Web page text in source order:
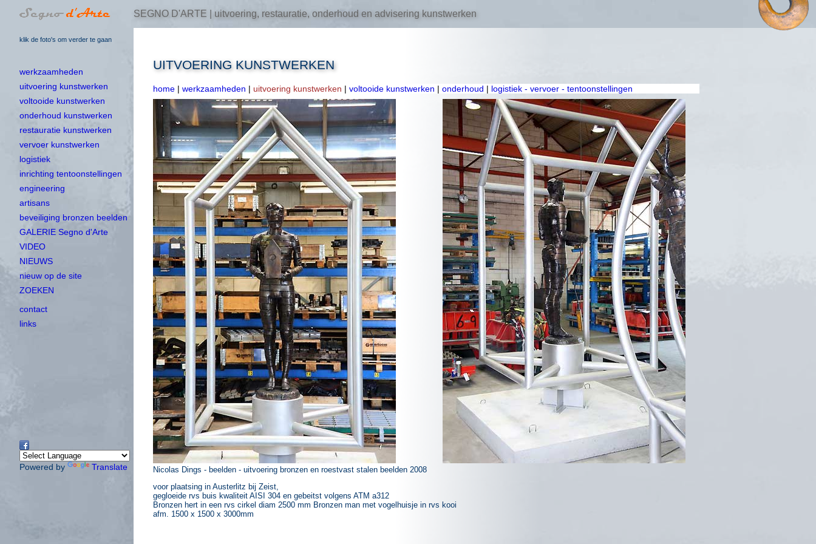
klik de foto's om verder te gaan
SEGNO D'ARTE | uitvoering, restauratie, onderhoud en advisering kunstwerken
werkzaamheden
uitvoering kunstwerken
voltooide kunstwerken
onderhoud kunstwerken
restauratie kunstwerken
vervoer kunstwerken
logistiek
inrichting tentoonstellingen
engineering
artisans
beveiliging bronzen beelden
GALERIE Segno d'Arte
VIDEO
NIEUWS
nieuw op de site
ZOEKEN
contact
links
Powered by Translate
UITVOERING KUNSTWERKEN
home | werkzaamheden | uitvoering kunstwerken | voltooide kunstwerken | onderhoud | logistiek - vervoer - tentoonstellingen
Nicolas Dings - beelden - uitvoering bronzen en roestvast stalen beelden 2008
voor plaatsing in Austerlitz bij Zeist,
gegloeide rvs buis kwaliteit AISI 304 en gebeitst volgens ATM a312
Bronzen hert in een rvs cirkel diam 2500 mm Bronzen man met vogelhuisje in rvs kooi
afm. 1500 x 1500 x 3000mm